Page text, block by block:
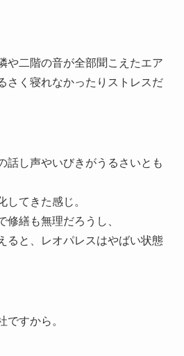
や二階の音が全部聞こえたエア
さく寝れなかったりストレスだ
話し声やいびきがうるさいとも
してきた感じ。
修繕も無理だろうし、
ると、レオパレスはやばい状態
ですから。